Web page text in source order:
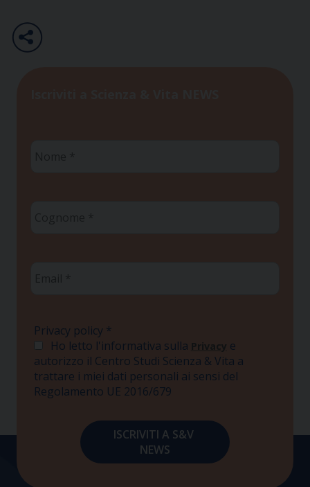
Privacy policy *
Ho letto l'informativa sulla Privacy e
autorizzo il Centro Studi Scienza & Vita a
trattare i miei dati personali ai sensi del
Regolamento UE 2016/679